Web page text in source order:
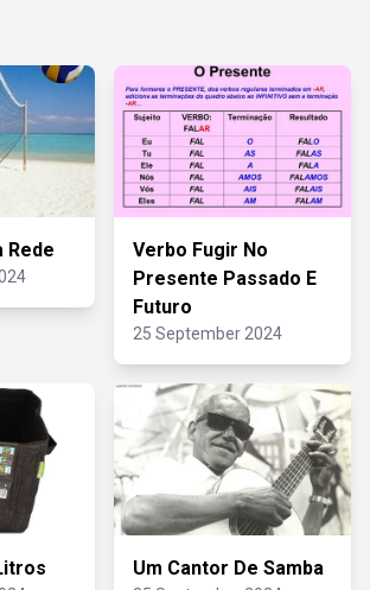
Rede
Verbo Fugir No
Presente Passado E
Futuro
25 September 2024
Um Cantor De Samba